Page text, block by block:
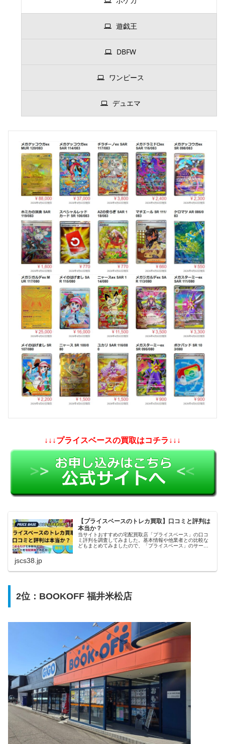
遊戯王
DBFW
ワンピース
デュエマ
↓↓↓プライスベースの買取はコチラ↓↓↓
【プライスベースのトレカ買取】口コミと評判は
本当か？
当サイトおすすめの宅配買取店「プライスベース」の口コ
ミ評判を調査してみました。基本情報や他業者との比較な
どもまとめてみましたので、「プライスベース」のサービ
jscs38.jp
2位：BOOKOFF 福井米松店